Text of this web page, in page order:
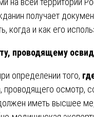
получает
когда и как его
проводящему
определении того,
проводящего осмотр,
иметь высшее